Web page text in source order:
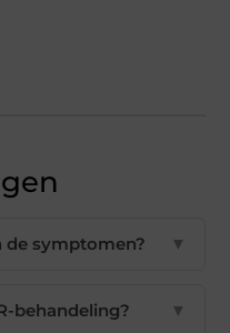
de symptomen? ▼
behandeling? ▼